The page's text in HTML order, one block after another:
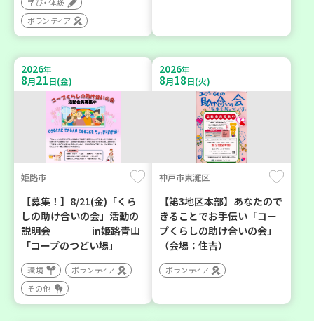
学び・体験
ボランティア
2026年
8月21日(金)
姫路市
【募集！】8/21(金)「くら
しの助け合いの会」活動の
説明会 in姫路青山
「コープのつどい場」
環境
ボランティア
その他
2026年
8月18日(火)
神戸市東灘区
【第3地区本部】あなたので
きることでお手伝い「コー
プくらしの助け合いの会」
（会場：住吉）
ボランティア